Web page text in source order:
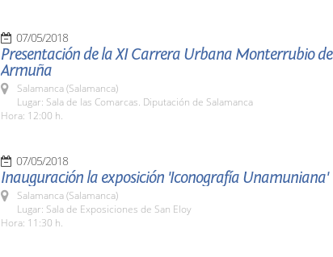
07/05/2018
Presentación de la XI Carrera Urbana Monterrubio de
Armuña
Salamanca (Salamanca)
Lugar: Sala de las Comarcas. Diputación de Salamanca
Hora: 12:00 h.
07/05/2018
Inauguración la exposición 'Iconografía Unamuniana'
Salamanca (Salamanca)
Lugar: Sala de Exposiciones de San Eloy
Hora: 11:30 h.